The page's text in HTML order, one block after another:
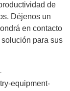
de
Déjenos un
en contacto
para sus
equipment-